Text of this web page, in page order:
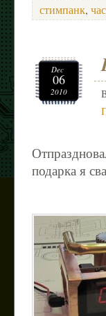
стимпанк,
Dec
06
2010
подарка я